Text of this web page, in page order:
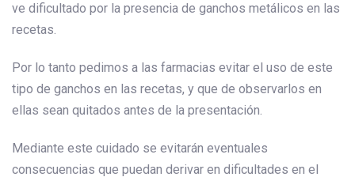
ve dificultado por la presencia de ganchos metálicos en las
recetas.
Por lo tanto pedimos a las farmacias evitar el uso de este
tipo de ganchos en las recetas, y que de observarlos en
ellas sean quitados antes de la presentación.
Mediante este cuidado se evitarán eventuales
consecuencias que puedan derivar en dificultades en el